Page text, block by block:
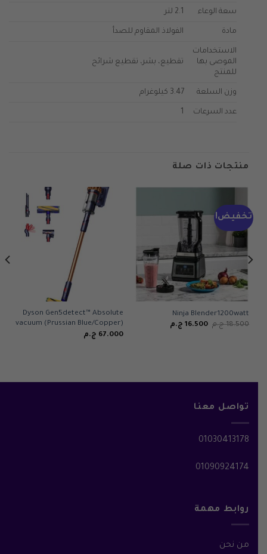
سعة الوعاء 2.1 لتر
مادة الفولاذ المقاوم للصدأ
الاستخدامات
الموصى بها
للمنتج
تقطيع، بشر، تقطيع شرائح
وزن السلعة 3.47 كيلوغرام
عدد السرعات 1
منتجات ذات صلة
تخفيض!
Ninja Blender1200watt
18.500 ج.م السعر
16.500 ج.مالسعر
Dyson Gen5detect™ Absolute
vacuum (Prussian Blue/Copper)
67.000 ج.م
تواصل معنا
01030413178
01090924174
روابط مهمة
من نحن